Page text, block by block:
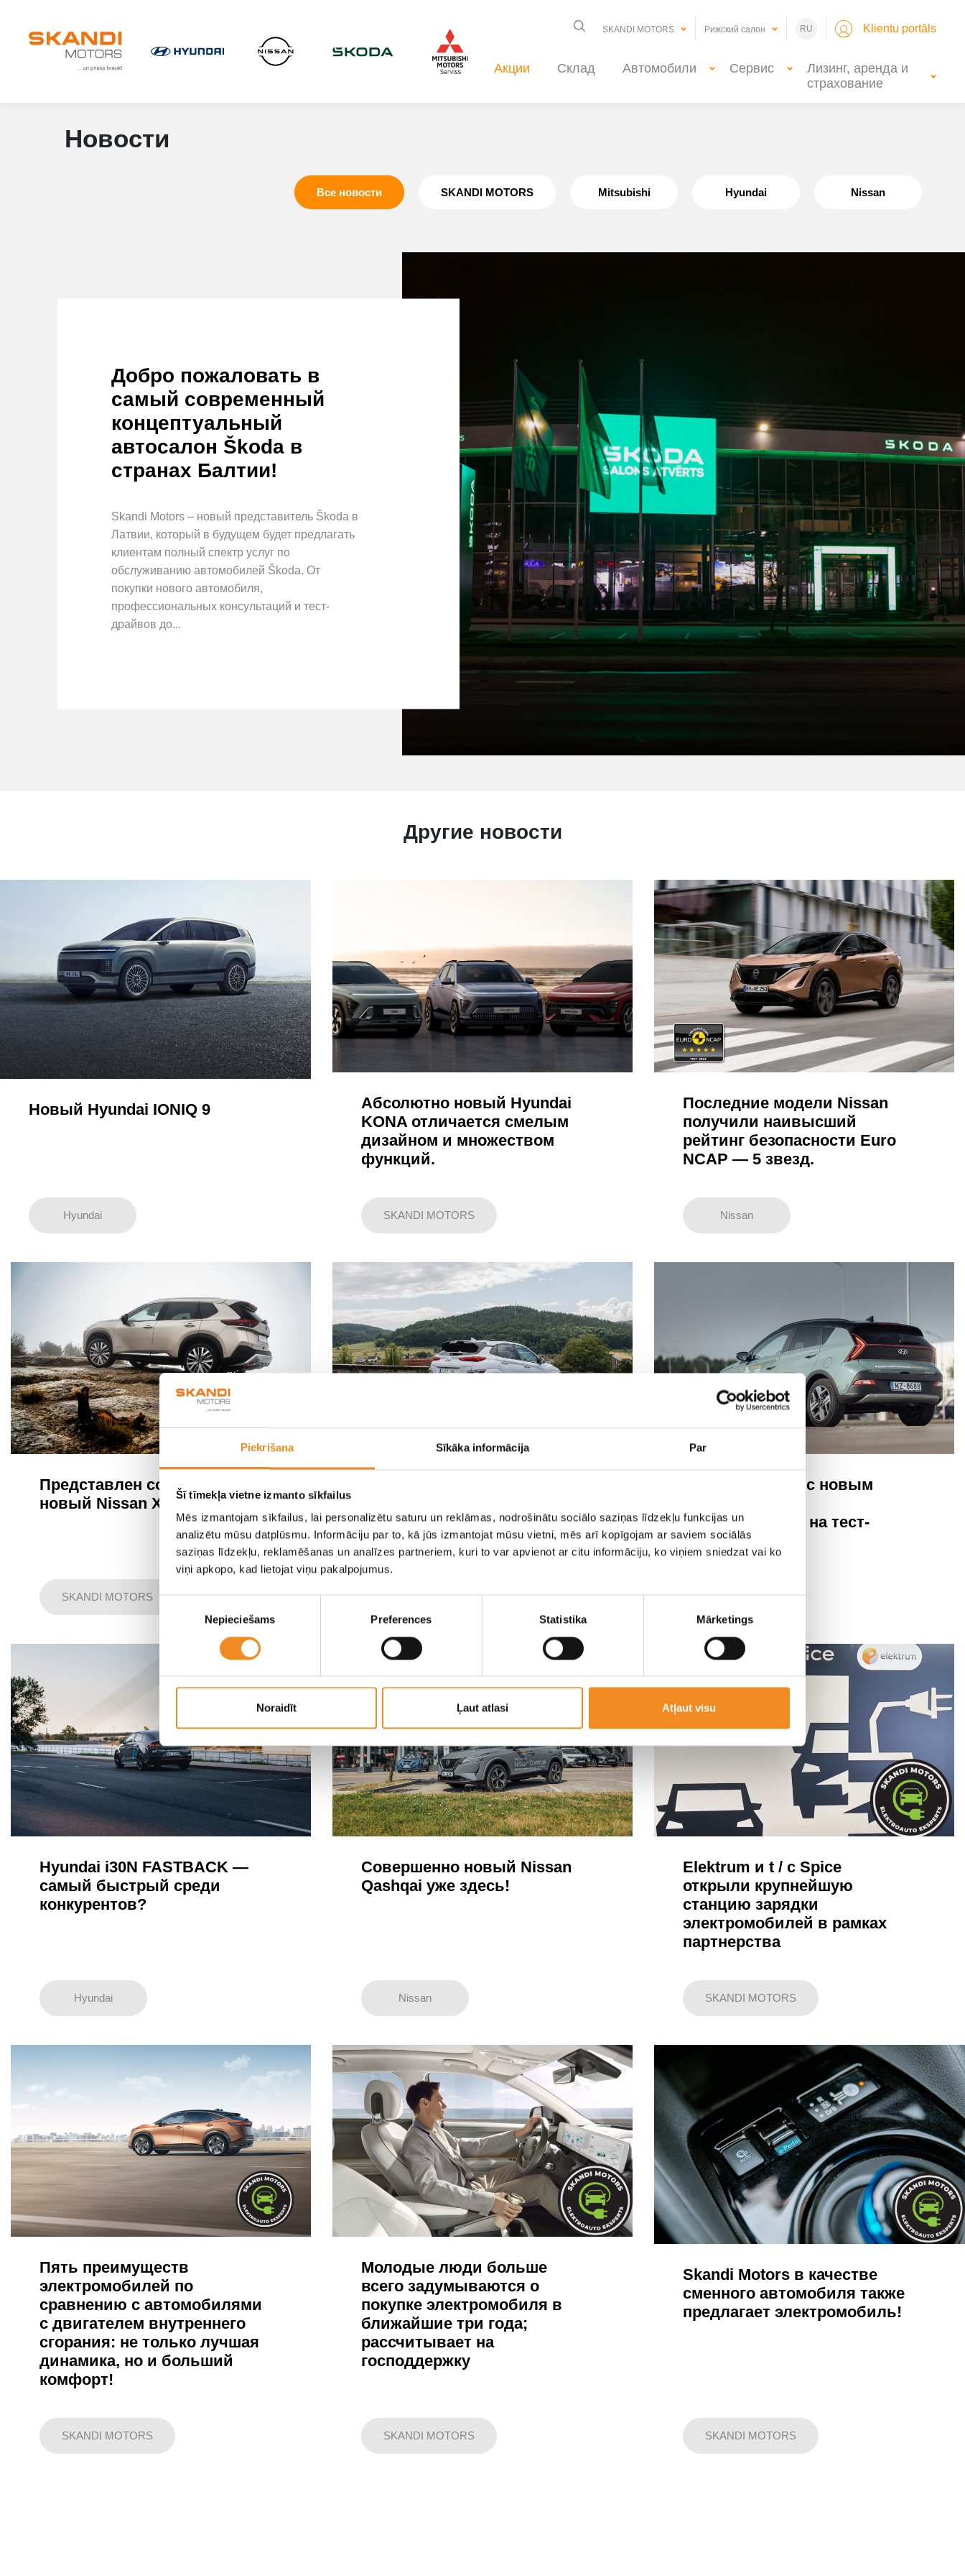
Piekrišana Sīkāka informācija Par
Šī tīmekļa vietne izmanto sīkfailus
Mēs izmantojam sīkfailus, lai personalizētu saturu un reklāmas, nodrošinātu sociālo saziņas līdzekļu funkcijas un
analizētu mūsu datplūsmu. Informāciju par to, kā jūs izmantojat mūsu vietni, mēs arī kopīgojam ar saviem sociālās
saziņas līdzekļu, reklamēšanas un analīzes partneriem, kuri to var apvienot ar citu informāciju, ko viņiem sniedzat vai ko
viņi apkopo, kad lietojat viņu pakalpojumus.
Nepieciešams Preferences Statistika Mārketings
Noraidīt Ļaut atlasi Atļaut visu
SKANDI MOTORS Рижский салон RU Klientu portāls
Акции Склад Автомобили Сервис
Лизинг, аренда и
страхование
Новости
Все новости SKANDI MOTORS Mitsubishi Hyundai Nissan
Добро пожаловать в
самый современный
концептуальный
автосалон Škoda в
странах Балтии!
Skandi Motors – новый представитель Škoda в
Латвии, который в будущем будет предлагать
клиентам полный спектр услуг по
обслуживанию автомобилей Škoda. От
покупки нового автомобиля,
профессиональных консультаций и тест-
драйвов до...
Другие новости
Новый Hyundai IONIQ 9
Hyundai
Абсолютно новый Hyundai
KONA отличается смелым
дизайном и множеством
функций.
SKANDI MOTORS
Последние модели Nissan
получили наивысший
рейтинг безопасности Euro
NCAP — 5 звезд.
Nissan
Представлен совершенно
новый Nissan X-Trail
SKANDI MOTORS
презентации Hyundai KONA
N
Hyundai
Познакомьтесь с новым
записывайтесь на тест-
драйв!
Hyundai
Hyundai i30N FASTBACK —
самый быстрый среди
конкурентов?
Hyundai
Совершенно новый Nissan
Qashqai уже здесь!
Nissan
Elektrum и t / c Spice
открыли крупнейшую
станцию ​​зарядки
электромобилей в рамках
партнерства
SKANDI MOTORS
Пять преимуществ
электромобилей по
сравнению с автомобилями
с двигателем внутреннего
сгорания: не только лучшая
динамика, но и больший
комфорт!
SKANDI MOTORS
Молодые люди больше
всего задумываются о
покупке электромобиля в
ближайшие три года;
рассчитывает на
господдержку
SKANDI MOTORS
Skandi Motors в качестве
сменного автомобиля также
предлагает электромобиль!
SKANDI MOTORS